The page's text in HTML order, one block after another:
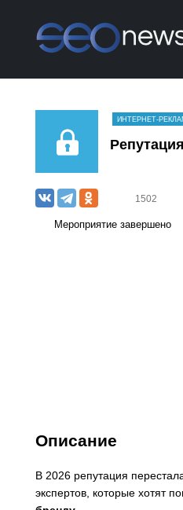
ИНТЕРНЕТ-
1502
Мероприятие завершено
Описание
В 2026 репутация
экспертов, которые хотят